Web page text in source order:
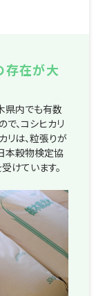
存在が大
県内でも有数
、コシヒカリ
リは、粒張りが
本穀物検定協
けています。